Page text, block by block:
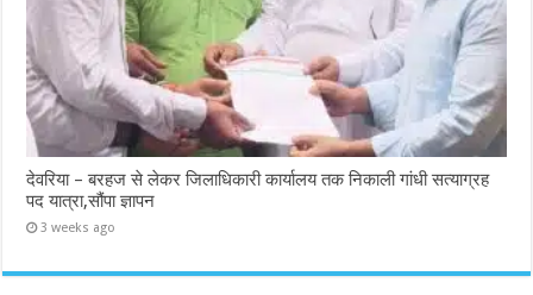
देवरिया – बरहज से लेकर जिलाधिकारी कार्यालय तक निकाली गांधी सत्याग्रह
पद यात्रा,सौंपा ज्ञापन
3 weeks ago